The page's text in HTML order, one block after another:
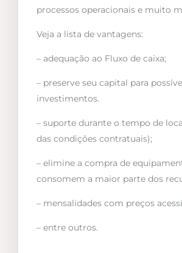
processos operacionais e muito
Veja a lista de vantagens:
– adequação ao Fluxo de caixa;
– preserve seu capital para
investimentos.
– suporte durante o tempo de
das condições contratuais);
– elimine a compra de
consomem a maior parte dos
– mensalidades com preços
– entre outros.